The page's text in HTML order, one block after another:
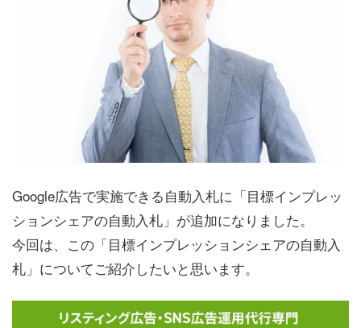
Google広告で実施できる自動入札に「目標インプレッ
ションシェアの自動入札」が追加になりました。
今回は、この「目標インプレッションシェアの自動入
札」についてご紹介したいと思います。